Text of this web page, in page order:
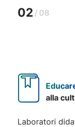
02 / 08
alla
Laboratori